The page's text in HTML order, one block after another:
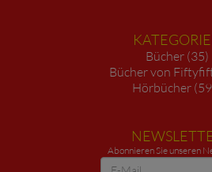
Bücher (35)
Bücher von
Hörbücher
Abonnieren Sie unseren